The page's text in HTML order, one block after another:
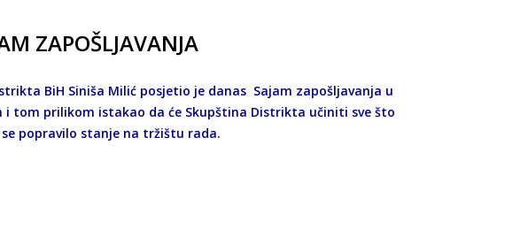
ZAPOŠLJAVANJA
BiH Siniša Milić posjetio je danas Sajam zapošljavanja u
i tom prilikom istakao da će Skupština Distrikta učiniti sve što
popravilo stanje na tržištu rada.